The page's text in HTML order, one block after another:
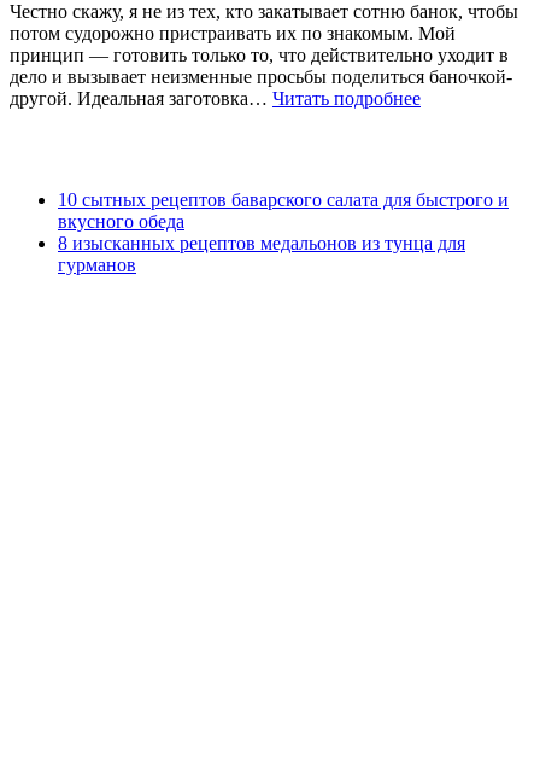
Честно скажу, я не из тех, кто закатывает сотню банок, чтобы
потом судорожно пристраивать их по знакомым. Мой
принцип — готовить только то, что действительно уходит в
дело и вызывает неизменные просьбы поделиться баночкой-
другой. Идеальная заготовка… Читать подробнее
10 сытных рецептов баварского салата для быстрого и
вкусного обеда
8 изысканных рецептов медальонов из тунца для
гурманов